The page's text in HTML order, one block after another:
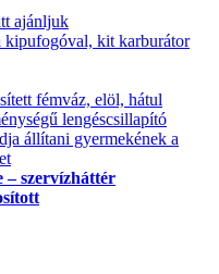
ajánljuk
kit karburátor
fémváz, elöl, hátul
lengéscsillapító
állítani gyermekének a
– szervízháttér